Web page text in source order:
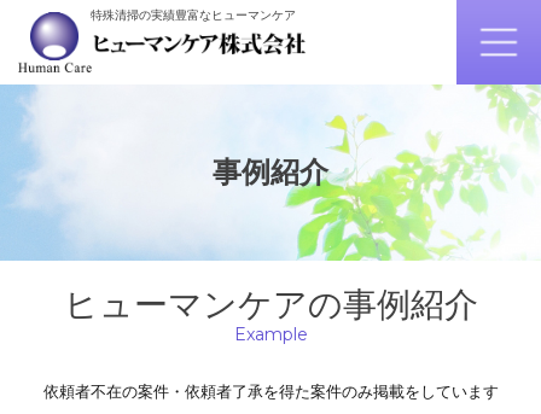
特殊清掃の実績豊富なヒューマンケア
事例紹介
ヒューマンケアの事例紹介
Example
依頼者不在の案件・依頼者了承を得た案件のみ掲載をしています